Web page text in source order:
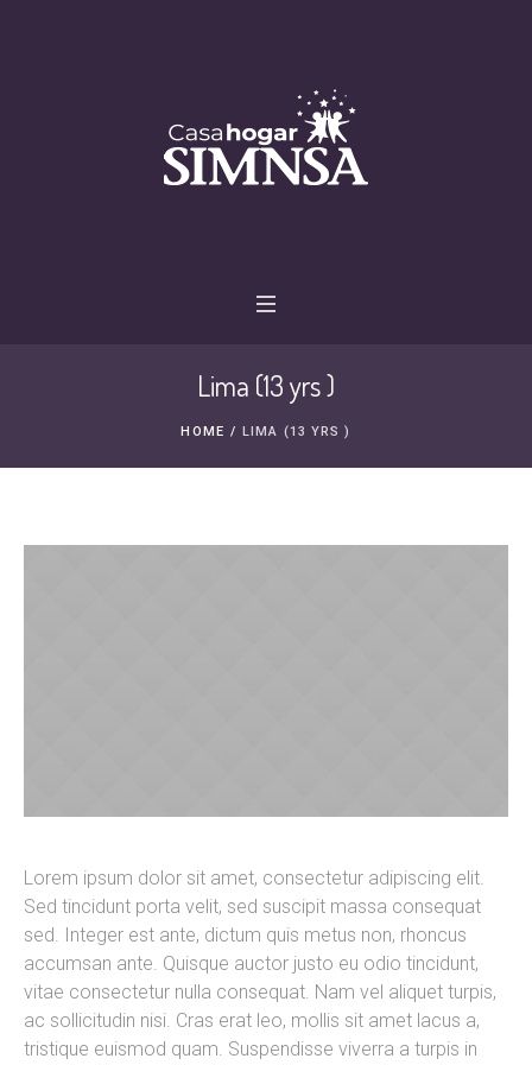
Lima (13 yrs )
HOME / LIMA (13 YRS )
Lorem ipsum dolor sit amet, consectetur adipiscing elit.
Sed tincidunt porta velit, sed suscipit massa consequat
sed. Integer est ante, dictum quis metus non, rhoncus
accumsan ante. Quisque auctor justo eu odio tincidunt,
vitae consectetur nulla consequat. Nam vel aliquet turpis,
ac sollicitudin nisi. Cras erat leo, mollis sit amet lacus a,
tristique euismod quam. Suspendisse viverra a turpis in